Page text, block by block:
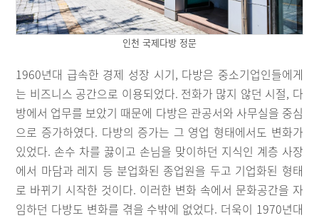
인천 국제다방 정문
1960년대 급속한 경제 성장 시기, 다방은 중소기업인들에게
는 비즈니스 공간으로 이용되었다. 전화가 많지 않던 시절, 다
방에서 업무를 보았기 때문에 다방은 관공서와 사무실을 중심
으로 증가하였다. 다방의 증가는 그 영업 형태에서도 변화가
있었다. 손수 차를 끓이고 손님을 맞이하던 지식인 계층 사장
에서 마담과 레지 등 분업화된 종업원을 두고 기업화된 형태
로 바뀌기 시작한 것이다. 이러한 변화 속에서 문화공간을 자
임하던 다방도 변화를 겪을 수밖에 없었다. 더욱이 1970년대